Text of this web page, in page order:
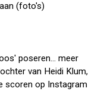
(foto's)
poseren... meer
van Heidi Klum,
scoren op Instagram